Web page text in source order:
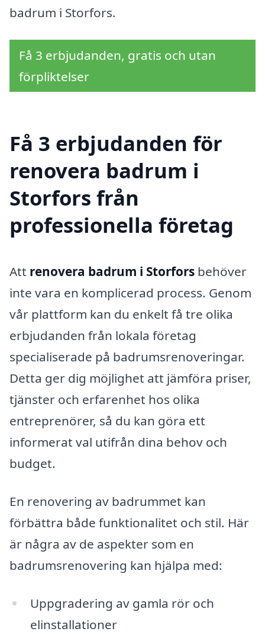
badrum i Storfors.
Få 3 erbjudanden, gratis och utan
förpliktelser
Få 3 erbjudanden för
renovera badrum i
Storfors från
professionella företag
Att renovera badrum i Storfors behöver
inte vara en komplicerad process. Genom
vår plattform kan du enkelt få tre olika
erbjudanden från lokala företag
specialiserade på badrumsrenoveringar.
Detta ger dig möjlighet att jämföra priser,
tjänster och erfarenhet hos olika
entreprenörer, så du kan göra ett
informerat val utifrån dina behov och
budget.
En renovering av badrummet kan
förbättra både funktionalitet och stil. Här
är några av de aspekter som en
badrumsrenovering kan hjälpa med:
Uppgradering av gamla rör och
elinstallationer